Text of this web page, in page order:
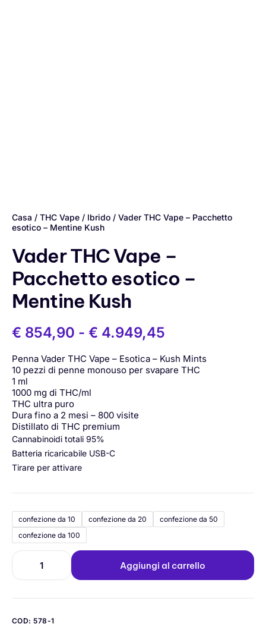
Casa / THC Vape / Ibrido / Vader THC Vape – Pacchetto
esotico – Mentine Kush
Vader THC Vape –
Pacchetto esotico –
Mentine Kush
€ 854,90 - € 4.949,45
Penna Vader THC Vape – Esotica – Kush Mints
10 pezzi di penne monouso per svapare THC
1 ml
1000 mg di THC/ml
THC ultra puro
Dura fino a 2 mesi – 800 visite
Distillato di THC premium
Cannabinoidi totali 95%
Batteria ricaricabile USB-C
Tirare per attivare
confezione da 10 confezione da 20
confezione da 50
confezione da 100
Aggiungi al carrello
COD:578-1